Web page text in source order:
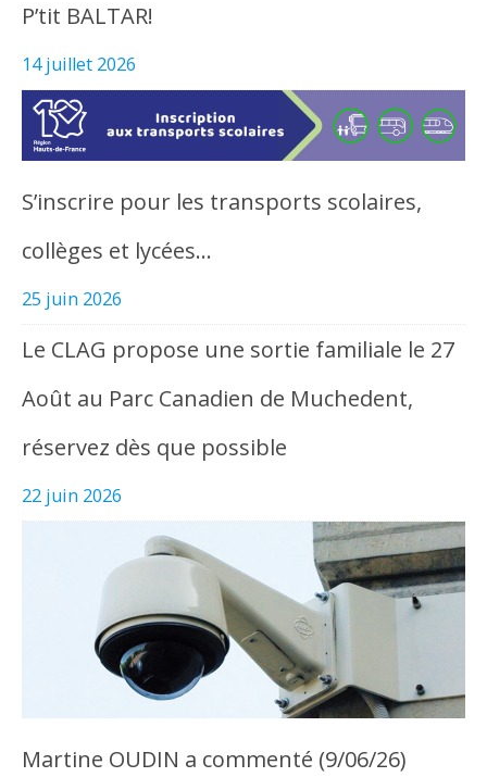
P’tit BALTAR!
14 juillet 2026
S’inscrire pour les transports scolaires,
collèges et lycées…
25 juin 2026
Le CLAG propose une sortie familiale le 27
Août au Parc Canadien de Muchedent,
réservez dès que possible
22 juin 2026
Martine OUDIN a commenté (9/06/26)